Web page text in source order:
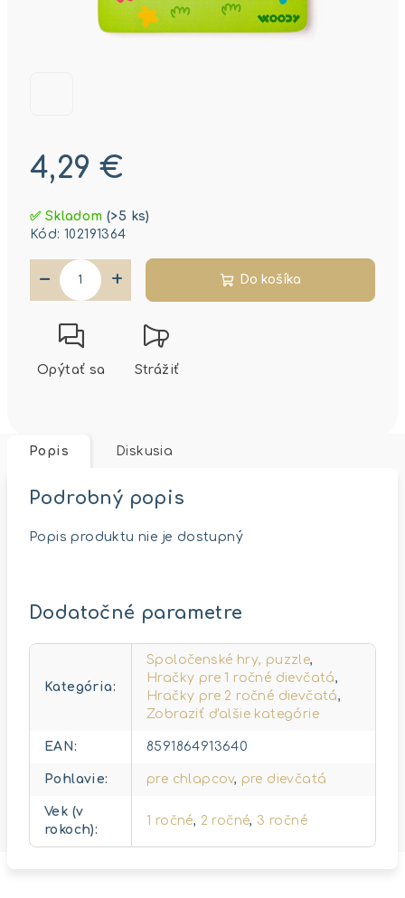
4,29 €
cena:
✅ Skladom(>5 ks)
Kód: 102191364
+
− Do košíka
Opýtať sa Strážiť
Popis Diskusia
Podrobný popis
Popis produktu nie je dostupný
Dodatočné parametre
Kategória:
Spoločenské hry, puzzle,
Hračky pre 1 ročné dievčatá,
Hračky pre 2 ročné dievčatá,
Zobraziť ďalšie kategórie
EAN: 8591864913640
Pohlavie: pre chlapcov, pre dievčatá
Vek (v
rokoch):
1 ročné, 2 ročné, 3 ročné